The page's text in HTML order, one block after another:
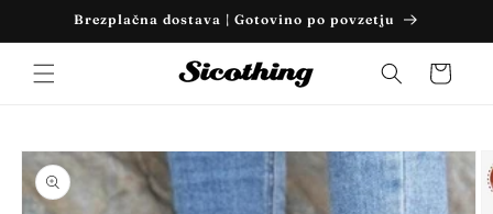
vsebino
Brezplačna dostava | Gotovino po povzetju
Košarica
na
informacije
o izdelku